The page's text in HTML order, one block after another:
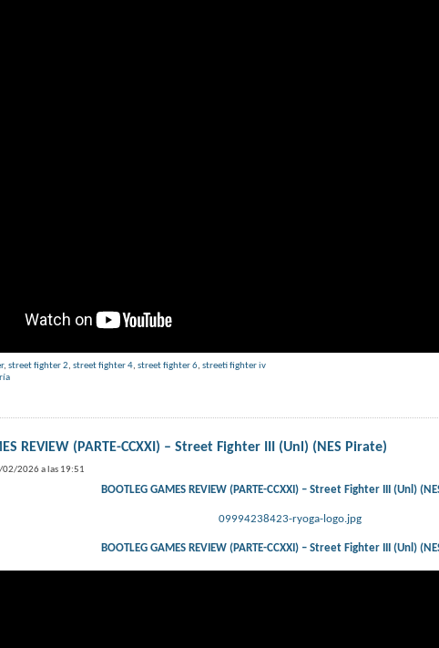
, street fighter 2, street fighter 4, street fighter 6, streeti fighter iv
REVIEW (PARTE-CCXXI) – Street Fighter III (Unl) (NES Pirate)
02/2026 a las 19:51
BOOTLEG GAMES REVIEW (PARTE-CCXXI) – Street Fighter III (Unl)
09994238423-ryoga-logo.jpg
BOOTLEG GAMES REVIEW (PARTE-CCXXI) – Street Fighter III (Unl)